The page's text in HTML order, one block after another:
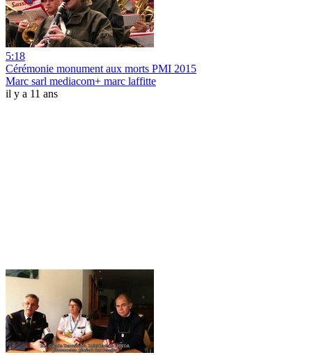
5:18
Cérémonie monument aux morts PMI 2015
Marc sarl mediacom+ marc laffitte
il y a 11 ans